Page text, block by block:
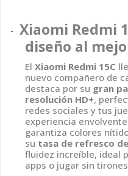
·
Xiaomi Redmi
diseño al
El Xiaomi Redmi 15C
nuevo compañero de
destaca por su gran
resolución HD+,
redes sociales y tus
experiencia
garantiza colores
su tasa de refresco
fluidez increíble, ideal
apps o jugar sin